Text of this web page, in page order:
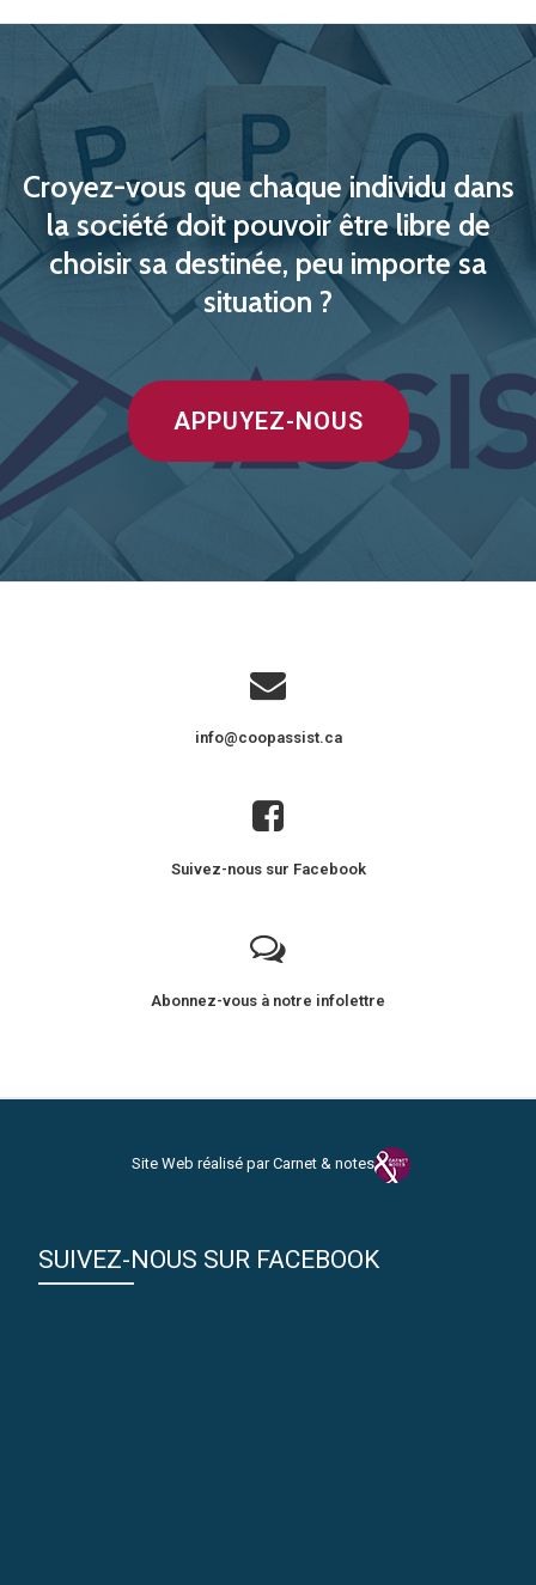
Croyez-vous que chaque individu dans
la société doit pouvoir être libre de
choisir sa destinée, peu importe sa
situation ?
APPUYEZ-NOUS
info@coopassist.ca
Suivez-nous sur Facebook
Abonnez-vous à notre infolettre
Site Web réalisé par Carnet & notes
SUIVEZ-NOUS SUR FACEBOOK